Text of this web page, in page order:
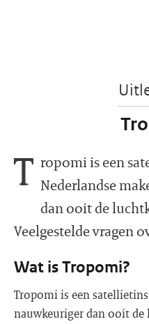
T ropomi is een
Nederlandse
dan ooit de
Veelgestelde vragen
Wat is Tropomi?
Tropomi is een
nauwkeuriger dan ooit